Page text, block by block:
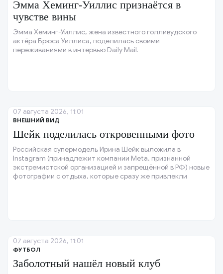
Эмма Хеминг-Уиллис признаётся в
чувстве вины
Эмма Хеминг-Уиллис, жена известного голливудского
актёра Брюса Уиллиса, поделилась своими
переживаниями в интервью Daily Mail.
ВНЕШНИЙ ВИД
Шейк поделилась откровенными фото
Российская супермодель Ирина Шейк выложила в
Instagram (принадлежит компании Meta, признанной
экстремистской организацией и запрещённой в РФ) новые
фотографии с отдыха, которые сразу же привлекли
07 августа 2026, 11:01
ФУТБОЛ
Заболотный нашёл новый клуб
07 августа 2026, 11:01